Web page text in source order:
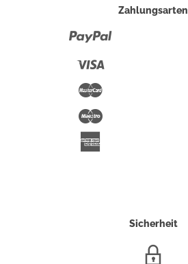
Zahlungsarten
Maestro
Sicherheit